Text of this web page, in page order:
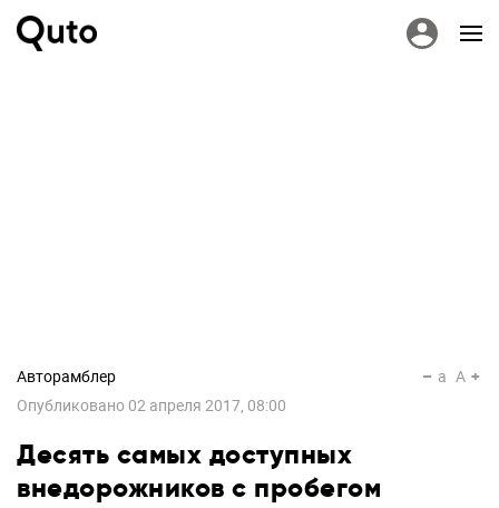
Авторамблер
Опубликовано 02 апреля 2017, 08:00
a A
Десять самых доступных
внедорожников с пробегом